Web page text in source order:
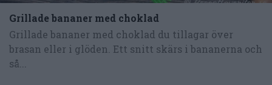
Grillade bananer med choklad
Grillade bananer med choklad du tillagar över
brasan eller i glöden. Ett snitt skärs i bananerna och
så...